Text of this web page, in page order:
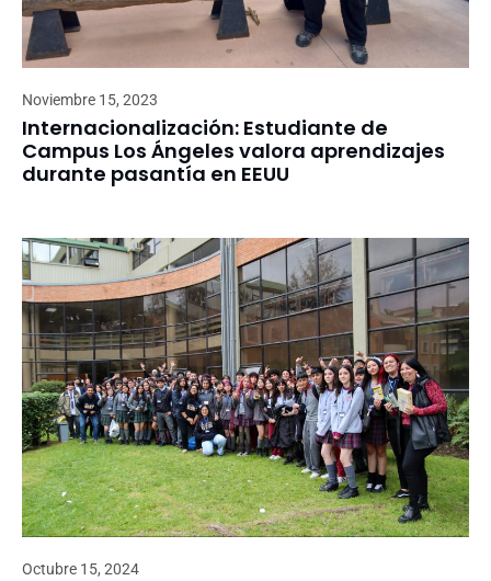
Noviembre 15, 2023
Internacionalización: Estudiante de
Campus Los Ángeles valora aprendizajes
durante pasantía en EEUU
Octubre 15, 2024